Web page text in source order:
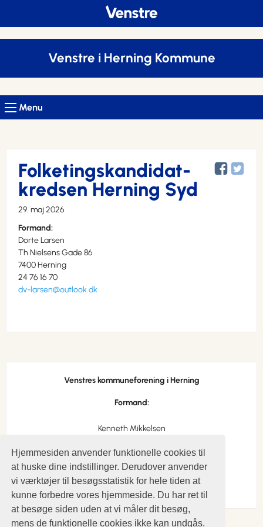
Hjemmesiden anvender funktionelle cookies til
at huske dine indstillinger. Derudover anvender
vi værktøjer til besøgsstatistik for hele tiden at
kunne forbedre vores hjemmeside. Du har ret til
at besøge siden uden at vi måler dit besøg,
mens de funktionelle cookies ikke kan undgås.
Venstre i Herning Kommune
Menu
Folketingskandidat-
kredsen Herning Syd
29. maj 2026
Formand:
Dorte Larsen
Th Nielsens Gade 86
7400 Herning
24 76 16 70
dv-larsen@outlook.dk
Venstres kommuneforening i Herning
Formand:
Kenneth Mikkelsen
7400 Herning
61 22 46 96
kenn1208@outlook.dk